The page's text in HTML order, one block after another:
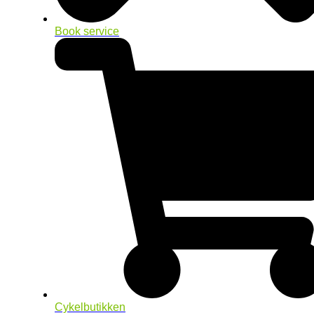
Book service
Cykelbutikken